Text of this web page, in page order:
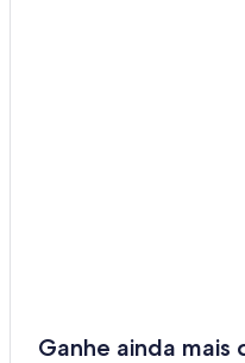
Ganhe ainda mais